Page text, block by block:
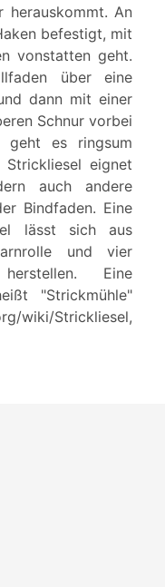
herauskommt. An
befestigt, mit
vonstatten geht.
über eine
dann mit einer
Schnur vorbei
geht es ringsum
eignet
auch andere
Bindfaden. Eine
lässt sich aus
und vier
Eine
"Strickmühle"
wiki/Strickliesel,